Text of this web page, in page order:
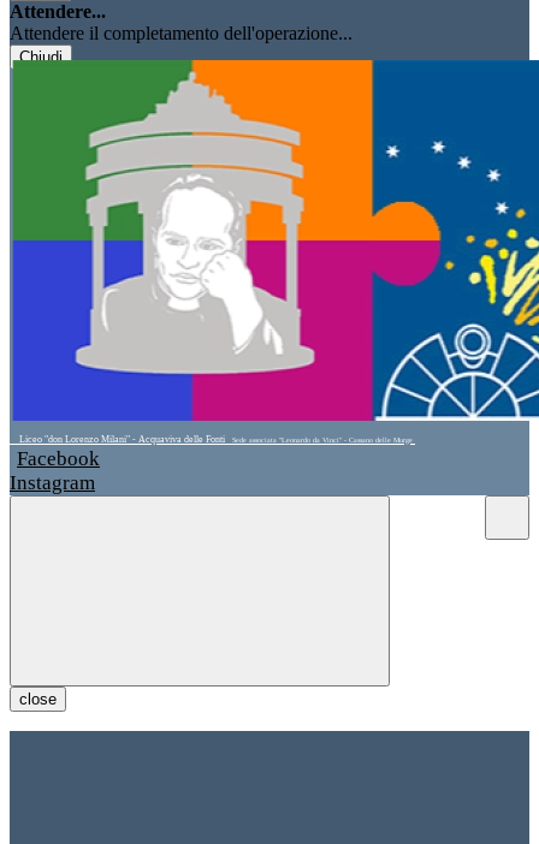
Attendere...
Attendere il completamento dell'operazione...
Chiudi
Liceo "don Lorenzo Milani" - Acquaviva delle Fonti Sede associata "Leonardo da Vinci" - Cassano delle Murge
Facebook
Instagram
close